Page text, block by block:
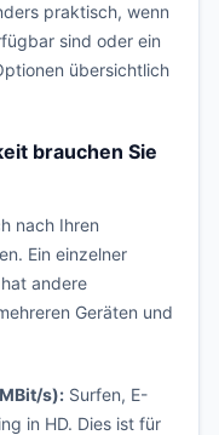
praktisch, wenn
sind oder ein
übersichtlich
brauchen Sie
nach Ihren
Ein einzelner
andere
Geräten und
s): Surfen, E-
in HD. Dies ist für